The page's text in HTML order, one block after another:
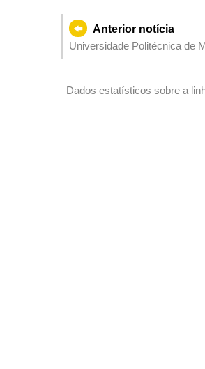
Anterior notícia
Universidade Politécnica de
Dados estatísticos sobre a